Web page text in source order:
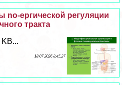
ергической регуляции
тpaкта
18 07 2026 8:45:27